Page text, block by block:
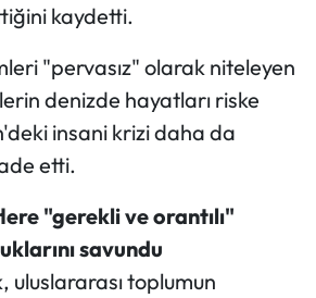
kaydetti.
"pervasız" olarak niteleyen
denizde hayatları riske
insani krizi daha da
etti.
"gerekli ve orantılı"
savundu
uluslararası toplumun